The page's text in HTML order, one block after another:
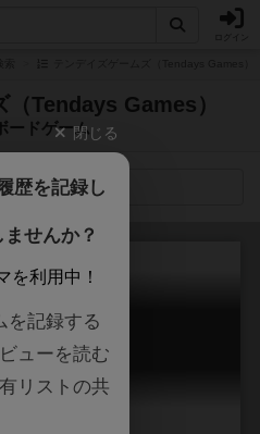
Tendays Games）
ードゲーム
メニュー
グドミノ
閉じる
歴を記録し
せんか？
を利用中！
を記録する
ューを読む
リストの共